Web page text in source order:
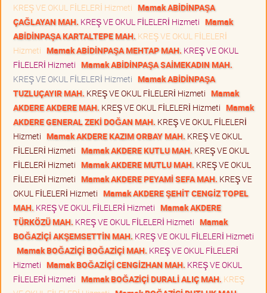
KREŞ VE OKUL FİLELERİ Hizmeti Mamak ABİDİNPAŞA
ÇAĞLAYAN MAH. KREŞ VE OKUL FİLELERİ Hizmeti Mamak
ABİDİNPAŞA KARTALTEPE MAH. KREŞ VE OKUL FİLELERİ
Hizmeti Mamak ABİDİNPAŞA MEHTAP MAH. KREŞ VE OKUL
FİLELERİ Hizmeti Mamak ABİDİNPAŞA SAİMEKADIN MAH.
KREŞ VE OKUL FİLELERİ Hizmeti Mamak ABİDİNPAŞA
TUZLUÇAYIR MAH. KREŞ VE OKUL FİLELERİ Hizmeti Mamak
AKDERE AKDERE MAH. KREŞ VE OKUL FİLELERİ Hizmeti Mamak
AKDERE GENERAL ZEKİ DOĞAN MAH. KREŞ VE OKUL FİLELERİ
Hizmeti Mamak AKDERE KAZIM ORBAY MAH. KREŞ VE OKUL
FİLELERİ Hizmeti Mamak AKDERE KUTLU MAH. KREŞ VE OKUL
FİLELERİ Hizmeti Mamak AKDERE MUTLU MAH. KREŞ VE OKUL
FİLELERİ Hizmeti Mamak AKDERE PEYAMİ SEFA MAH. KREŞ VE
OKUL FİLELERİ Hizmeti Mamak AKDERE ŞEHİT CENGİZ TOPEL
MAH. KREŞ VE OKUL FİLELERİ Hizmeti Mamak AKDERE
TÜRKÖZÜ MAH. KREŞ VE OKUL FİLELERİ Hizmeti Mamak
BOĞAZİÇİ AKŞEMSETTİN MAH. KREŞ VE OKUL FİLELERİ Hizmeti
Mamak BOĞAZİÇİ BOĞAZİÇİ MAH. KREŞ VE OKUL FİLELERİ
Hizmeti Mamak BOĞAZİÇİ CENGİZHAN MAH. KREŞ VE OKUL
FİLELERİ Hizmeti Mamak BOĞAZİÇİ DURALİ ALIÇ MAH. KREŞ